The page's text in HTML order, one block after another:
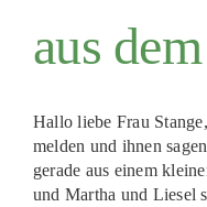
aus
Hallo liebe Frau
melden und ihnen
gerade aus einem
und Martha und Liesel